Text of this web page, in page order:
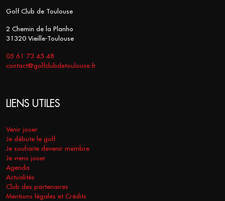
Golf Club de Toulouse
2 Chemin de la Planho
31320 Vieille-Toulouse
05 61 73 45 48
contact@golfclubdetoulouse.fr
LIENS UTILES
Venir jouer
Je débute le golf
Je souhaite devenir membre
Je viens jouer
Agenda
Actualités
Club des partenaires
Mentions légales et Crédits